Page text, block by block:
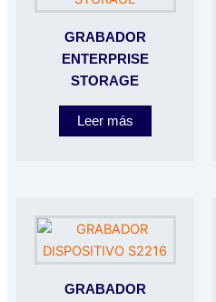
GRABADOR
ENTERPRISE
STORAGE
Leer más
GRABADOR